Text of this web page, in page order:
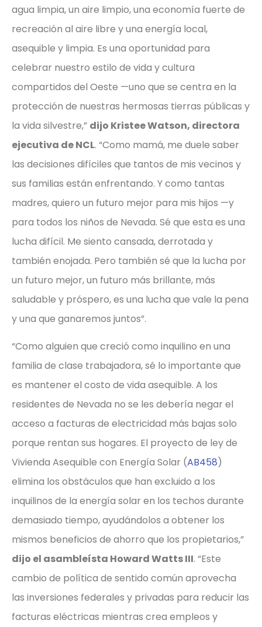
agua limpia, un aire limpio, una economía fuerte de
recreación al aire libre y una energía local,
asequible y limpia. Es una oportunidad para
celebrar nuestro estilo de vida y cultura
compartidos del Oeste —uno que se centra en la
protección de nuestras hermosas tierras públicas y
la vida silvestre,” dijo Kristee Watson, directora
ejecutiva de NCL. “Como mamá, me duele saber
las decisiones difíciles que tantos de mis vecinos y
sus familias están enfrentando. Y como tantas
madres, quiero un futuro mejor para mis hijos —y
para todos los niños de Nevada. Sé que esta es una
lucha difícil. Me siento cansada, derrotada y
también enojada. Pero también sé que la lucha por
un futuro mejor, un futuro más brillante, más
saludable y próspero, es una lucha que vale la pena
y una que ganaremos juntos”.
“Como alguien que creció como inquilino en una
familia de clase trabajadora, sé lo importante que
es mantener el costo de vida asequible. A los
residentes de Nevada no se les debería negar el
acceso a facturas de electricidad más bajas solo
porque rentan sus hogares. El proyecto de ley de
Vivienda Asequible con Energía Solar (AB458)
elimina los obstáculos que han excluido a los
inquilinos de la energía solar en los techos durante
demasiado tiempo, ayudándolos a obtener los
mismos beneficios de ahorro que los propietarios,”
dijo el asambleísta Howard Watts III. “Este
cambio de política de sentido común aprovecha
las inversiones federales y privadas para reducir las
facturas eléctricas mientras crea empleos y